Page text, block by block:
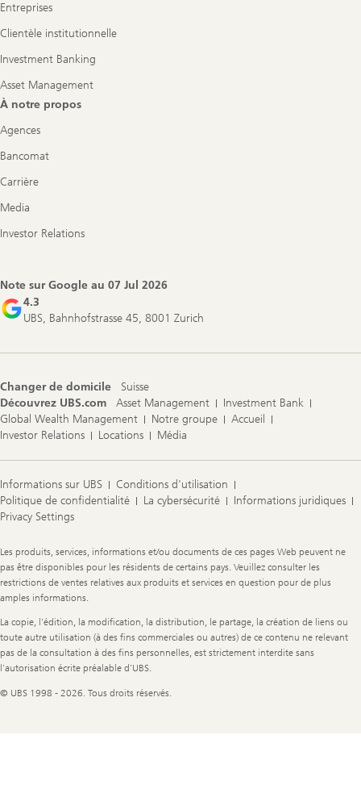
Entreprises
Clientèle institutionnelle
Investment Banking
Asset Management
À notre propos
Agences
Bancomat
Carrière
Media
Investor Relations
Note sur Google au 07 Jul 2026
4.3
UBS, Bahnhofstrasse 45, 8001 Zurich
Changer de domicile
Suisse
Découvrez UBS.com
Asset Management
Investment Bank
Global Wealth Management
Notre groupe
Accueil
Investor Relations
Locations Média
Informations sur UBS
Conditions d'utilisation
Politique de confidentialité
La cybersécurité
Informations juridiques
Privacy Settings
Legal
Information
Les produits, services, informations et/ou documents de ces pages Web peuvent ne
pas être disponibles pour les résidents de certains pays. Veuillez consulter les
restrictions de ventes relatives aux produits et services en question pour de plus
amples informations.
La copie, l'édition, la modification, la distribution, le partage, la création de liens ou
toute autre utilisation (à des fins commerciales ou autres) de ce contenu ne relevant
pas de la consultation à des fins personnelles, est strictement interdite sans
l'autorisation écrite préalable d'UBS.
© UBS 1998 - 2026. Tous droits réservés.